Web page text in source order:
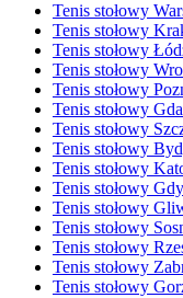
Tenis stołowy
Tenis stołowy
Tenis stołowy
Tenis stołowy
Tenis stołowy
Tenis stołowy
Tenis stołowy
Tenis stołowy
Tenis stołowy
Tenis stołowy
Tenis stołowy
Tenis stołowy
Tenis stołowy
Tenis stołowy
Tenis stołowy